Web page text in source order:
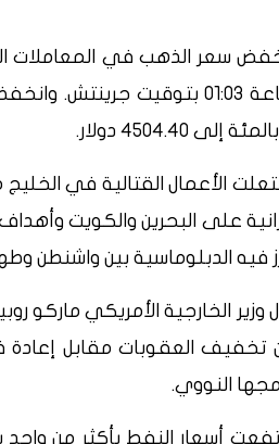
الساعة 01:03 بتوقيت
الأعمال القتالية في
على البحرين والكويت
فيه الدبلوماسية بين واشنطن
​وزير الخارجية الأمريكي ماركو
تخفيف العقوبات مقابل
النووي.
أسعار النفط بأكثر من واحد